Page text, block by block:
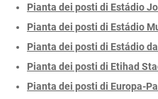
Pianta dei posti di Estádio
Pianta dei posti di Estádio
Pianta dei posti di Estádio
Pianta dei posti di Etihad
Pianta dei posti di Europa-